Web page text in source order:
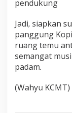
pendukung
Jadi, siapkan
panggung
ruang temu
semangat
padam.
(Wahyu KCMT)